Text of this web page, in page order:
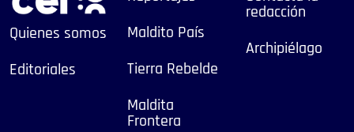
Quienes somos
Editoriales
Maldito País
Tierra Rebelde
Maldita
Frontera
redacción
Archipiélago